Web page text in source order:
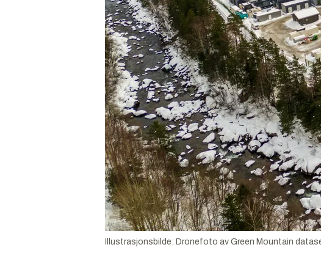
Illustrasjonsbilde: Dronefoto av Green Mountain